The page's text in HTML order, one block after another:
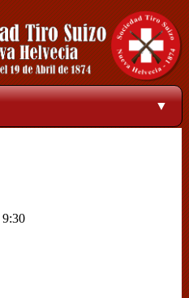
▼
9:30